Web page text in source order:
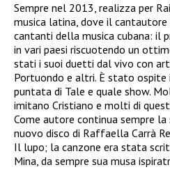
Sempre nel 2013, realizza per
musica latina, dove il cantautore
cantanti della musica cubana: il
in vari paesi riscuotendo un
stati i suoi duetti dal vivo con
Portuondo e altri. È stato ospite
puntata di Tale e quale show.
imitano Cristiano e molti di
Come autore continua sempre
nuovo disco di Raffaella Carrà
Il lupo; la canzone era stata
Mina, da sempre sua musa